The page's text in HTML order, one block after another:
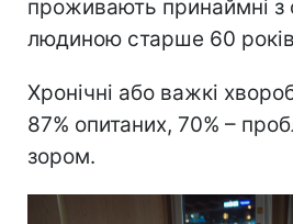
проживають принаймні з
людиною старше 60
Хронічні або важкі
87% опитаних, 70% –
зором.